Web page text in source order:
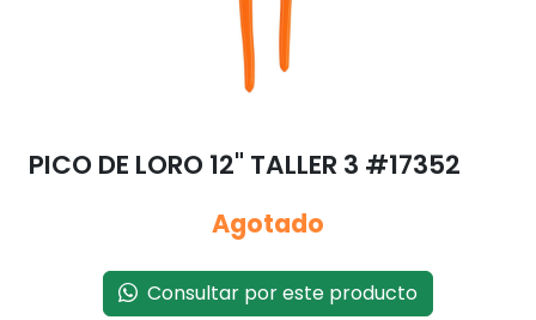
PICO DE LORO 12" TALLER 3 #17352
Agotado
Consultar por este producto